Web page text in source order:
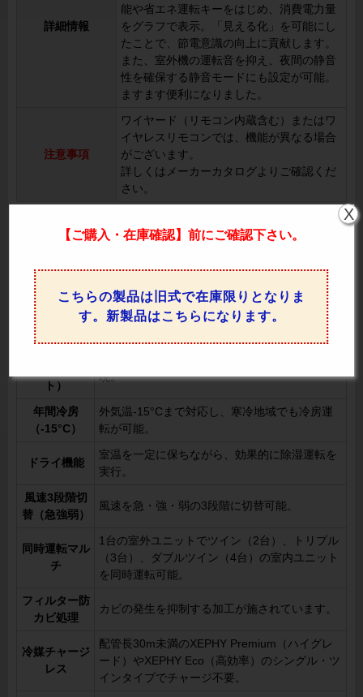
詳細情報
能や省エネ運転キーをはじめ、消費電力量
をグラフで表示。「見える化」を可能にし
たことで、節電意識の向上に貢献します。
また、室外機の運転音を抑え、夜間の静音
性を確保する静音モードにも設定が可能。
ますます便利になりました。
注意事項
ワイヤード（リモコン内蔵含む）またはワ
イヤレスリモコンでは、機能が異なる場合
がございます。
詳しくはメーカーカタログよりご確認くだ
さい。
冷暖自動切換
室温に応じて冷房・暖房を自動で切り替え、快
適な温度を維持。
ト）
現。
年間冷房
（-15°C）
外気温-15°Cまで対応し、寒冷地域でも冷房運
転が可能。
ドライ機能
室温を一定に保ちながら、効果的に除湿運転を
実行。
風速3段階切
替（急強弱）
風速を急・強・弱の3段階に切替可能。
同時運転マル
チ
1台の室外ユニットでツイン（2台）、トリプル
（3台）、ダブルツイン（4台）の室内ユニット
を同時運転可能。
フィルター防
カビ処理
カビの発生を抑制する加工が施されています。
冷媒チャージ
レス
配管長30m未満のXEPHY Premium（ハイグレ
ード）やXEPHY Eco（高効率）のシングル・ツ
インタイプでチャージ不要。
【ご購入・在庫確認】前にご確認下さい。
こちらの製品は旧式で在庫限りとなりま
す。新製品はこちらになります。
X